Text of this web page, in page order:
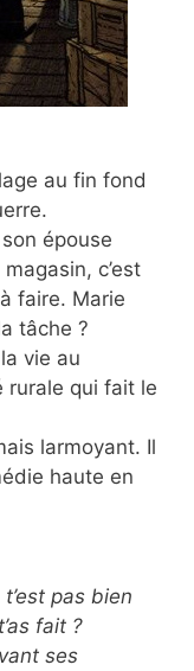
au fin fond
épouse
c’est
faire. Marie
tâche ?
vie au
rurale qui fait le
larmoyant. Il
haute en
pas bien
fait ?
ses